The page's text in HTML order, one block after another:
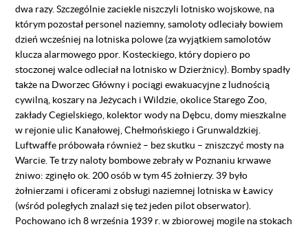
dwa razy. Szczególnie zaciekle niszczyli lotnisko wojskowe, na
którym pozostał personel naziemny, samoloty odleciały bowiem
dzień wcześniej na lotniska polowe (za wyjątkiem samolotów
klucza alarmowego ppor. Kosteckiego, który dopiero po
stoczonej walce odleciał na lotnisko w Dzierżnicy). Bomby spadły
także na Dworzec Główny i pociągi ewakuacyjne z ludnością
cywilną, koszary na Jeżycach i Wildzie, okolice Starego Zoo,
zakłady Cegielskiego, kolektor wody na Dębcu, domy mieszkalne
w rejonie ulic Kanałowej, Chełmońskiego i Grunwaldzkiej.
Luftwaffe próbowała również – bez skutku – zniszczyć mosty na
Warcie. Te trzy naloty bombowe zebrały w Poznaniu krwawe
żniwo: zginęło ok. 200 osób w tym 45 żołnierzy. 39 było
żołnierzami i oficerami z obsługi naziemnej lotniska w Ławicy
(wśród poległych znalazł się też jeden pilot obserwator).
Pochowano ich 8 września 1939 r. w zbiorowej mogile na stokach